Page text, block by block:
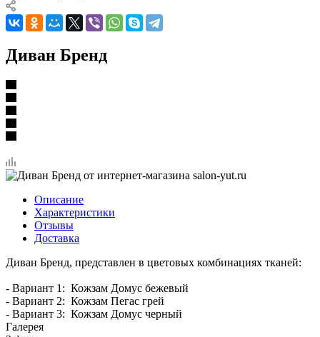
Диван Бренд
Описание
Характеристики
Отзывы
Доставка
Диван Бренд, представлен в цветовых комбинациях тканей:
- Вариант 1: Кожзам Домус бежевый
- Вариант 2: Кожзам Пегас грей
- Вариант 3: Кожзам Домус черный
Галерея